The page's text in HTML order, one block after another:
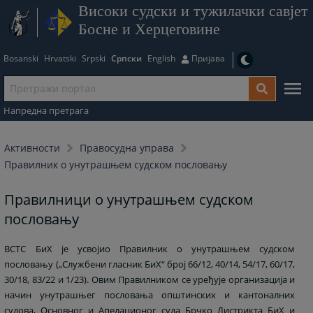
Високи судски и тужилачки савјет
Босне и Херцеговине
Bosanski Hrvatski Srpski Српски English Пријава
Напредна претрага
Активности
Правосудна управа
Правилник о унутрашњем судском пословању
Правилници о унутрашњем судском
пословању
ВСТС БиХ је усвојио Правилник о унутрашњем судском
пословању („Службени гласник БиХ“ број 66/12, 40/14, 54/17, 60/17,
30/18, 83/22 и 1/23). Овим Правилником се уређује организација и
начин унутрашњег пословања општинских и кантоналних
судова, Основног и Апелационог суда Брчко Дистрикта БиХ и